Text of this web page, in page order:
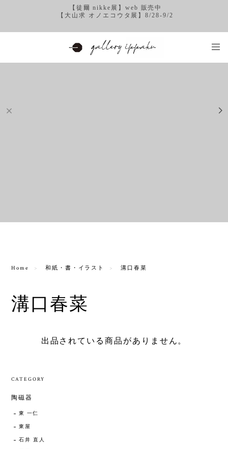
【徒爾 nikke展】web 販売中
【大山求 オノエコウタ展】8/28-9/2
Home 和紙・書・イラスト 溝口春菜
溝口春菜
出品されている商品がありません。
CATEGORY
陶磁器
東 一仁
東屋
石井 直人